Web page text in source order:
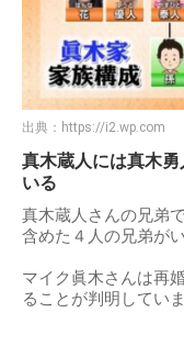
出典： https://i2.wp.com
真木蔵人には真木
いる
真木蔵人さんの兄弟
含めた４人の兄弟がい
マイク眞木さんは再
ることが判明していま